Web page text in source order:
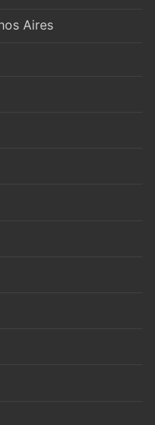
Aires